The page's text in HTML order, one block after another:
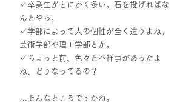
✓卒業生がとにかく多い。石を投げればな
んとやら。
✓学部によって人の個性が全く違うよね。
芸術学部や理工学部とか。
✓ちょっと前、色々と不祥事があったよ
ね、どうなってるの？
…そんなところですかね。